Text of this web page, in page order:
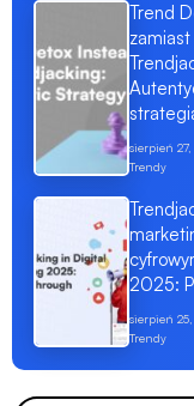
Trend
zamiast
sierpień 27,
Trendy
2025:
sierpień 25,
Trendy